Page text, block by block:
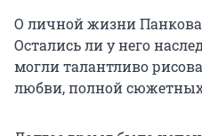
О личной жизни Панкова
Остались ли у него
могли талантливо
любви, полной сюжетных